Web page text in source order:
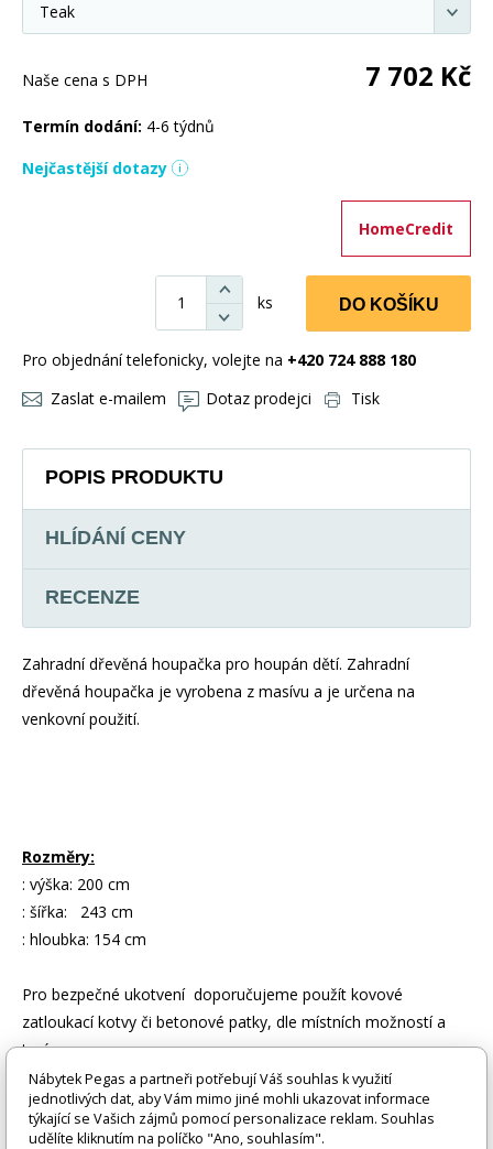
Naše cena s DPH 7 702 Kč
Termín dodání: 4-6 týdnů
Nejčastější dotazy
HomeCredit
ks DO KOŠÍKU
Pro objednání telefonicky, volejte na +420 724 888 180
Zaslat e-mailem
Dotaz prodejci Tisk
POPIS PRODUKTU
HLÍDÁNÍ CENY
RECENZE
Zahradní dřevěná houpačka pro houpán dětí. Zahradní
dřevěná houpačka je vyrobena z masívu a je určena na
venkovní použití.
Rozměry:
: výška: 200 cm
: šířka: 243 cm
: hloubka: 154 cm
Pro bezpečné ukotvení doporučujeme použít kovové
zatloukací kotvy či betonové patky, dle místních možností a
terénu.
Výroba je sezonní a běží od 3-9 měsíce v roku.
Zboží je dodáváno bez doplňků a dekorací (např. textilních
Nábytek Pegas a partneři potřebují Váš souhlas k využití
jednotlivých dat, aby Vám mimo jiné mohli ukazovat informace
týkající se Vašich zájmů pomocí personalizace reklam. Souhlas
udělíte kliknutím na políčko "Ano, souhlasím".